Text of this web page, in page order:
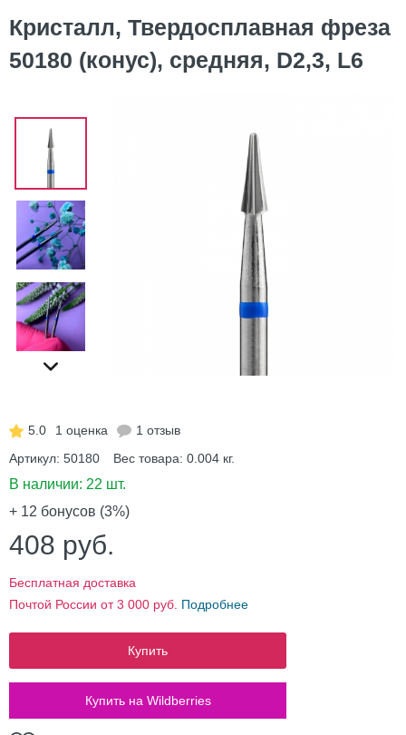
Кристалл, Твердосплавная фреза
50180 (конус), средняя, D2,3, L6
5.0 1 оценка
1 отзыв
Артикул: 50180 Вес товара: 0.004 кг.
В наличии: 22 шт.
+ 12 бонусов (3%)
408 руб.
Бесплатная доставка
Почтой России от 3 000 руб. Подробнее
Купить
Купить на Wildberries